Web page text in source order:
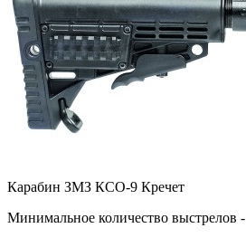
Карабин ЗМЗ КСО-9 Кречет
Минимальное количество выстрелов -